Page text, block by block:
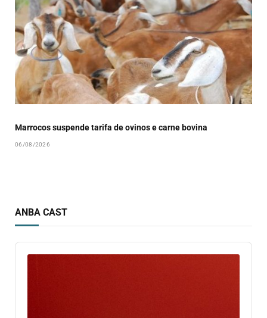
Marrocos suspende tarifa de ovinos e carne bovina
06/08/2026
ANBA CAST
Audio
Player